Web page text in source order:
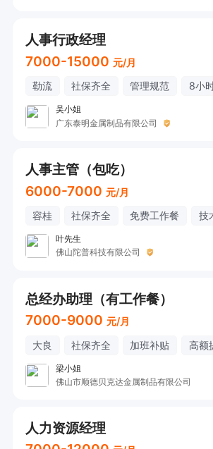
人事行政经理
7000-15000 元/月
勒流 社保齐全 管理规范 8小
吴小姐
广东泰明金属制品有限公司
人事主管（包吃）
6000-7000 元/月
容桂 社保齐全 免费工作餐 技
叶先生
佛山陀普科技有限公司
总经办助理（有工作餐）
7000-9000 元/月
大良 社保齐全 加班补贴 高额
梁小姐
佛山市顺德贝克达金属制品有限公司
人力资源经理